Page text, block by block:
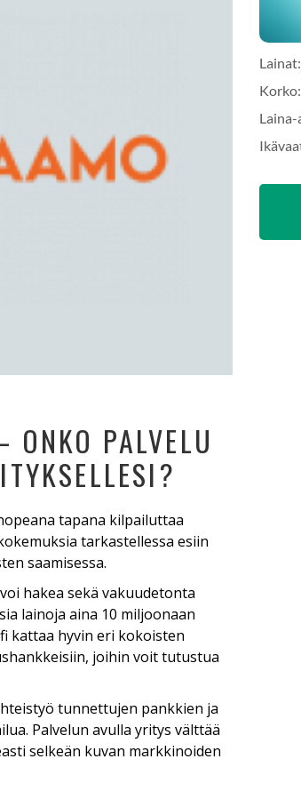
PALVELU
tapana kilpailuttaa
tarkastellessa esiin
saamisessa.
hakea sekä vakuudetonta
lainoja aina 10 miljoonaan
kattaa hyvin eri kokoisten
joihin voit tutustua
tunnettujen pankkien ja
Palvelun avulla yritys välttää
selkeän kuvan markkinoiden
Lainat:
Korko:
Laina-